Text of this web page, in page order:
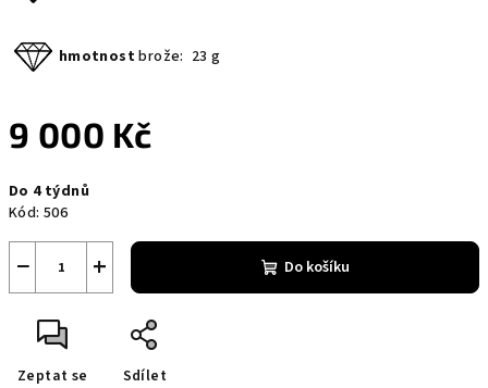
hmotnostbrože: 23 g
9 000 Kč
cena:
Do 4 týdnů
Kód: 506
+
− Do košíku
Zeptat se Sdílet